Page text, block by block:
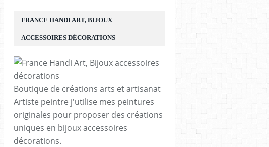
FRANCE HANDI ART, BIJOUX
ACCESSOIRES DÉCORATIONS
Boutique de créations arts et artisanat
Artiste peintre j'utilise mes peintures
originales pour proposer des créations
uniques en bijoux accessoires
décorations.